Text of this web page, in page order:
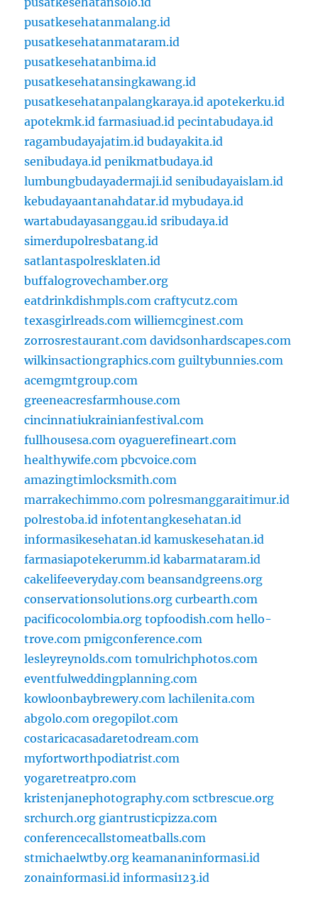
pusatkesehatanmalang.id
pusatkesehatanmataram.id
pusatkesehatanbima.id
pusatkesehatansingkawang.id
pusatkesehatanpalangkaraya.id apotekerku.id
apotekmk.id farmasiuad.id pecintabudaya.id
ragambudayajatim.id budayakita.id
senibudaya.id penikmatbudaya.id
lumbungbudayadermaji.id senibudayaislam.id
kebudayaantanahdatar.id mybudaya.id
wartabudayasanggau.id sribudaya.id
simerdupolresbatang.id
satlantaspolresklaten.id
buffalogrovechamber.org
eatdrinkdishmpls.com craftycutz.com
texasgirlreads.com williemcginest.com
zorrosrestaurant.com davidsonhardscapes.com
wilkinsactiongraphics.com guiltybunnies.com
acemgmtgroup.com
greeneacresfarmhouse.com
cincinnatiukrainianfestival.com
fullhousesa.com oyaguerefineart.com
healthywife.com pbcvoice.com
amazingtimlocksmith.com
marrakechimmo.com polresmanggaraitimur.id
polrestoba.id infotentangkesehatan.id
informasikesehatan.id kamuskesehatan.id
farmasiapotekerumm.id kabarmataram.id
cakelifeeveryday.com beansandgreens.org
conservationsolutions.org curbearth.com
pacificocolombia.org topfoodish.com hello-
trove.com pmigconference.com
lesleyreynolds.com tomulrichphotos.com
eventfulweddingplanning.com
kowloonbaybrewery.com lachilenita.com
abgolo.com oregopilot.com
costaricacasadaretodream.com
myfortworthpodiatrist.com
yogaretreatpro.com
kristenjanephotography.com sctbrescue.org
srchurch.org giantrusticpizza.com
conferencecallstomeatballs.com
stmichaelwtby.org keamananinformasi.id
zonainformasi.id informasi123.id